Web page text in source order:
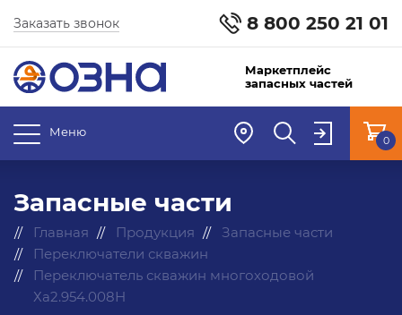
8 800 250 21 01
Заказать звонок
Маркетплейс
запасных частей
Меню
0
Запасные части
Главная Продукция
Запасные части
Переключатели скважин
Переключатель скважин многоходовой
Ха2.954.008Н